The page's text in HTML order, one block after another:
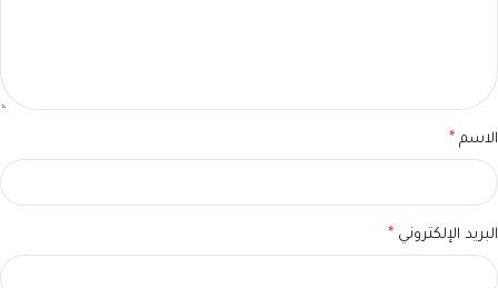
الاسم *
البريد الإلكتروني *